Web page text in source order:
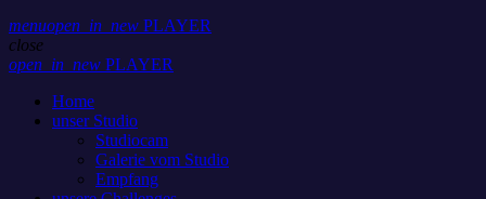
menuopen_in_new PLAYER
close
open_in_new PLAYER
Home
unser Studio
Studiocam
Galerie vom Studio
Empfang